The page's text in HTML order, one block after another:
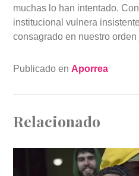
muchas lo han intentado.
institucional vulnera
consagrado en nuestro orden
Publicado en Aporrea
Relacionado